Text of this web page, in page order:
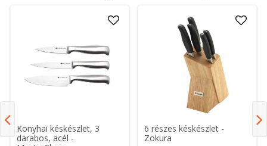
Konyhai késkészlet, 3
darabos, acél -
6 részes késkészlet -
Zokura